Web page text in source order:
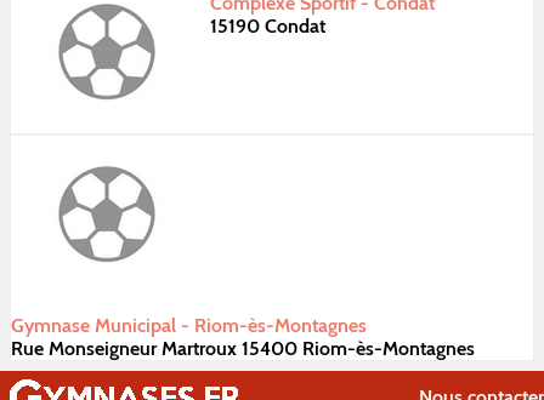
15190 Condat
Gymnase Municipal - Riom-ès-Montagnes
Rue Monseigneur Martroux 15400 Riom-ès-Montagnes